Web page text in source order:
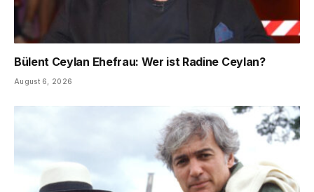
Bülent Ceylan Ehefrau: Wer ist Radine Ceylan?
August 6, 2026